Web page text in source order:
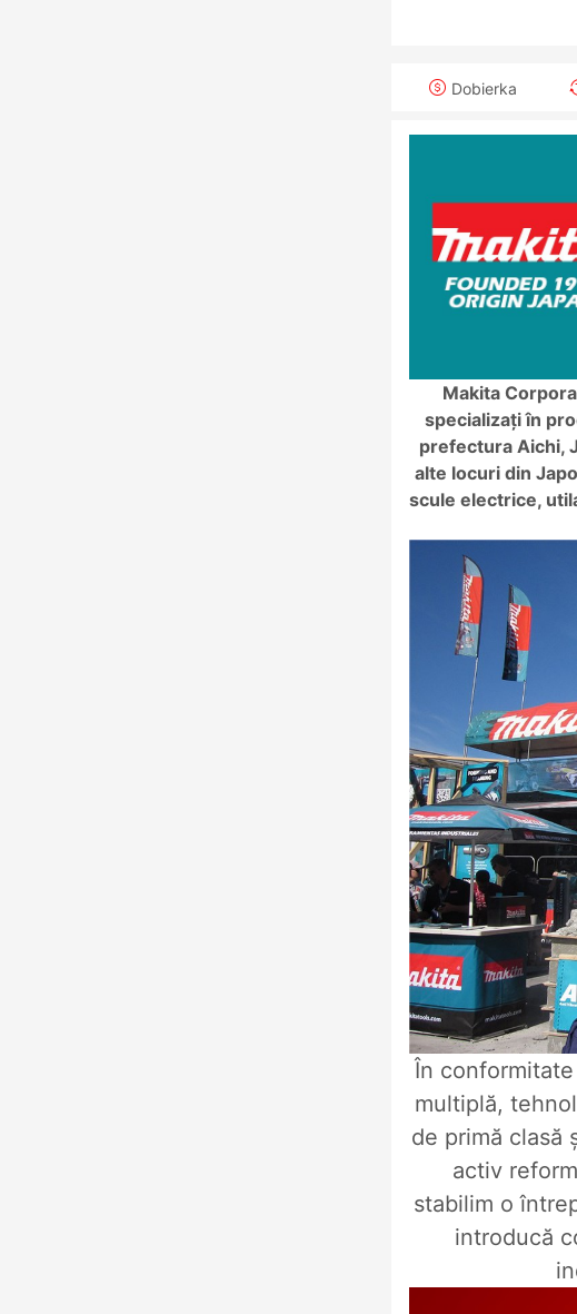
Dobierka
Makita
specializați în
prefectura Aichi,
alte locuri din
scule electrice,
În
multiplă,
de primă clasă
activ
stabilim o
introducă